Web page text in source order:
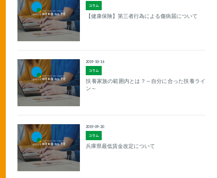
コラム
【健康保険】第三者行為による傷病届について
コラム
2019-10-16
扶養家族の範囲内とは？～自分に合った扶養ライ
ン～
コラム
2019-09-20
兵庫県最低賃金改定について